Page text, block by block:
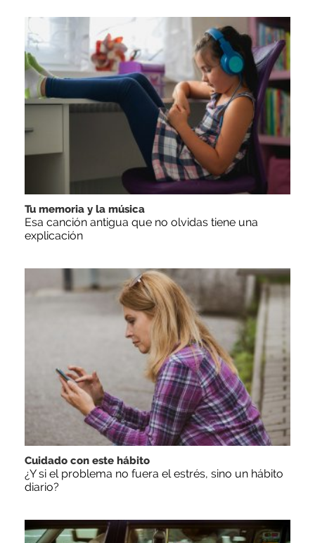
Tu memoria y la música
Esa canción antigua que no olvidas tiene una
explicación
Cuidado con este hábito
¿Y si el problema no fuera el estrés, sino un hábito
diario?